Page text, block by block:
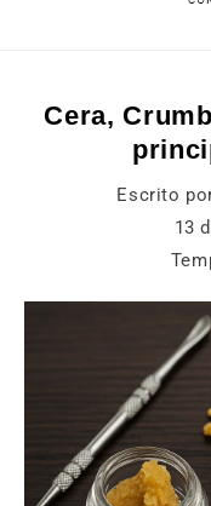
Cera,
Escrito
13